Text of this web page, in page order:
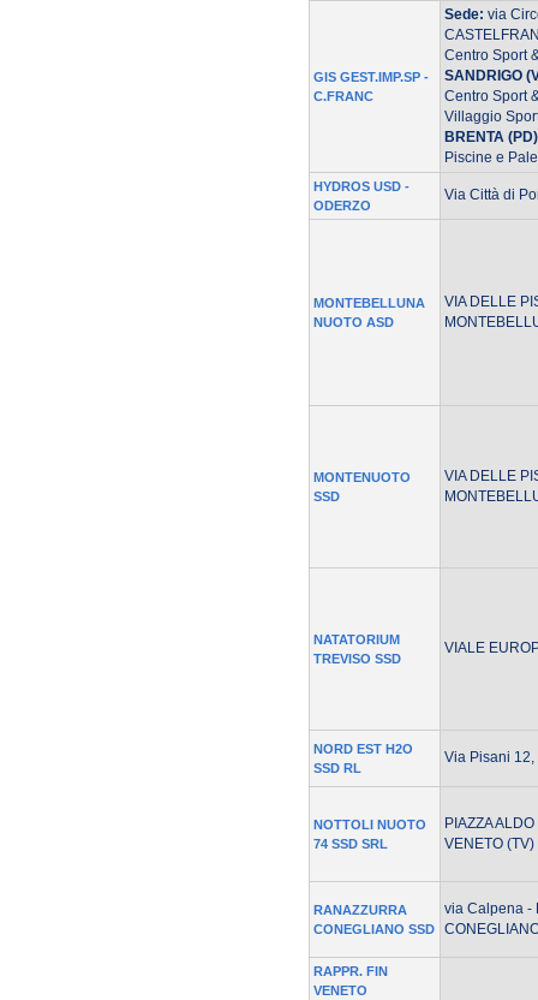
GIS GEST.IMP.SP -
C.FRANC
Sede: via
Centro Sport
SANDRIGO
Centro Sport
Villaggio
BRENTA (PD)
Piscine e
HYDROS USD -
ODERZO
Via Città di
MONTEBELLUNA
NUOTO ASD
VIA DELLE
MONTENUOTO
SSD
VIA DELLE
NATATORIUM
TREVISO SSD
VIALE
NORD EST H2O
SSD RL
Via Pisani
NOTTOLI NUOTO
74 SSD SRL
PIAZZA
VENETO (TV)
RANAZZURRA
CONEGLIANO SSD
via Calpena -
RAPPR. FIN
VENETO